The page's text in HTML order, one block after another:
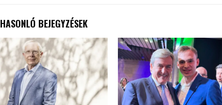
HASONLÓ BEJEGYZÉSEK